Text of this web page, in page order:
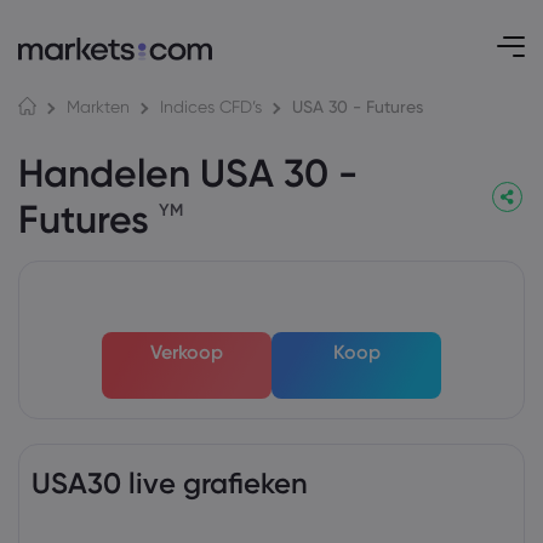
Markten Indices CFD’s USA 30 - Futures
Handelen USA 30 -
Futures YM
Verkoop Koop
USA30 live grafieken